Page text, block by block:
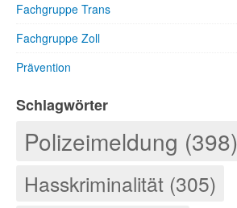
Fachgruppe Trans
Fachgruppe Zoll
Prävention
Schlagwörter
Polizeimeldung (398)
Hasskriminalität (305)